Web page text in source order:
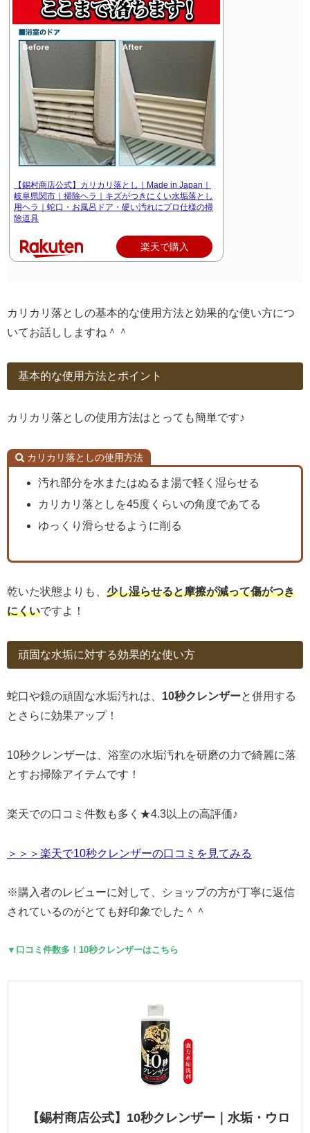
【錫村商店公式】カリカリ落とし｜Made in Japan｜
岐阜県関市｜掃除ヘラ｜キズがつきにくい水垢落とし
用ヘラ｜蛇口・お風呂ドア・硬い汚れにプロ仕様の掃
除道具
楽天で購入
カリカリ落としの基本的な使用方法と効果的な使い方につ
いてお話ししますね＾＾
基本的な使用方法とポイント
カリカリ落としの使用方法はとっても簡単です♪
カリカリ落としの使用方法
汚れ部分を水またはぬるま湯で軽く湿らせる
カリカリ落としを45度くらいの角度であてる
ゆっくり滑らせるように削る
乾いた状態よりも、 少し湿らせると摩擦が減って傷がつき
にくいですよ！
頑固な水垢に対する効果的な使い方
蛇口や鏡の頑固な水垢汚れは、 10秒クレンザーと併用する
とさらに効果アップ！
10秒クレンザーは、浴室の水垢汚れを研磨の力で綺麗に落
とすお掃除アイテムです！
楽天での口コミ件数も多く★4.3以上の高評価♪
＞＞＞楽天で10秒クレンザーの口コミを見てみる
※購入者のレビューに対して、ショップの方が丁寧に返信
されているのがとても好印象でした＾＾
▼口コミ件数多！10秒クレンザーはこちら
【錫村商店公式】10秒クレンザー｜水垢・ウロ